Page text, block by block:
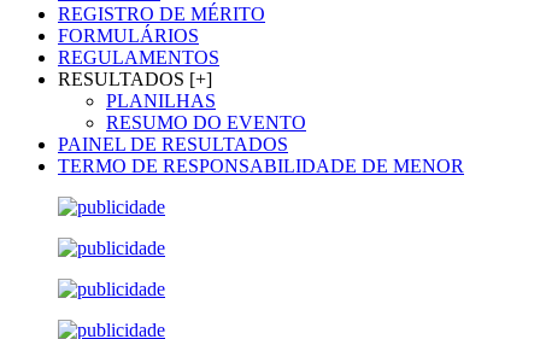
REGISTRO DE MÉRITO
FORMULÁRIOS
REGULAMENTOS
RESULTADOS [+]
PLANILHAS
RESUMO DO EVENTO
PAINEL DE RESULTADOS
TERMO DE RESPONSABILIDADE DE MENOR